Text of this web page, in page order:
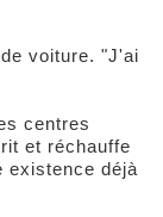
voiture. "J'ai
centres
et réchauffe
existence déjà